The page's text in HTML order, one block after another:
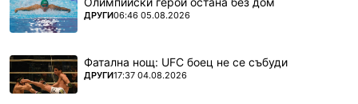
ПОВЕЧЕ ОТ
ДРУГИ06:46 05.08.2026
Фатална нощ: UFC боец не се събуди
ПОВЕЧЕ ОТ
ДРУГИ17:37 04.08.2026